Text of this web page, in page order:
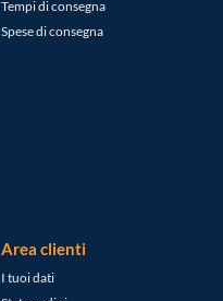
Tempi di consegna
Spese di consegna
Area clienti
I tuoi dati